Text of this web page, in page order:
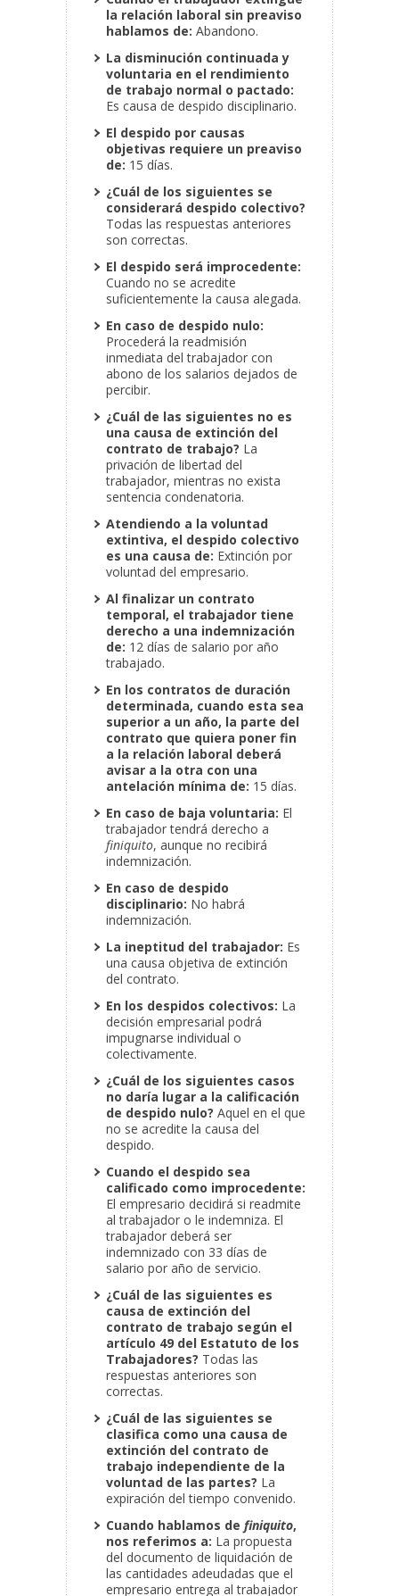
la relación laboral sin preaviso
hablamos de: Abandono.
La disminución continuada y
voluntaria en el rendimiento
de trabajo normal o pactado:
Es causa de despido disciplinario.
El despido por causas
objetivas requiere un preaviso
de: 15 días.
¿Cuál de los siguientes se
considerará despido colectivo?
Todas las respuestas anteriores
son correctas.
El despido será improcedente:
Cuando no se acredite
suficientemente la causa alegada.
En caso de despido nulo:
Procederá la readmisión
inmediata del trabajador con
abono de los salarios dejados de
percibir.
¿Cuál de las siguientes no es
una causa de extinción del
contrato de trabajo? La
privación de libertad del
trabajador, mientras no exista
sentencia condenatoria.
Atendiendo a la voluntad
extintiva, el despido colectivo
es una causa de: Extinción por
voluntad del empresario.
Al finalizar un contrato
temporal, el trabajador tiene
derecho a una indemnización
de: 12 días de salario por año
trabajado.
En los contratos de duración
determinada, cuando esta sea
superior a un año, la parte del
contrato que quiera poner fin
a la relación laboral deberá
avisar a la otra con una
antelación mínima de: 15 días.
En caso de baja voluntaria: El
trabajador tendrá derecho a
finiquito, aunque no recibirá
indemnización.
En caso de despido
disciplinario: No habrá
indemnización.
La ineptitud del trabajador: Es
una causa objetiva de extinción
del contrato.
En los despidos colectivos: La
decisión empresarial podrá
impugnarse individual o
colectivamente.
¿Cuál de los siguientes casos
no daría lugar a la calificación
de despido nulo? Aquel en el que
no se acredite la causa del
despido.
Cuando el despido sea
calificado como improcedente:
El empresario decidirá si readmite
al trabajador o le indemniza. El
trabajador deberá ser
indemnizado con 33 días de
salario por año de servicio.
¿Cuál de las siguientes es
causa de extinción del
contrato de trabajo según el
artículo 49 del Estatuto de los
Trabajadores? Todas las
respuestas anteriores son
correctas.
¿Cuál de las siguientes se
clasifica como una causa de
extinción del contrato de
trabajo independiente de la
voluntad de las partes? La
expiración del tiempo convenido.
Cuando hablamos de finiquito,
nos referimos a: La propuesta
del documento de liquidación de
las cantidades adeudadas que el
empresario entrega al trabajador